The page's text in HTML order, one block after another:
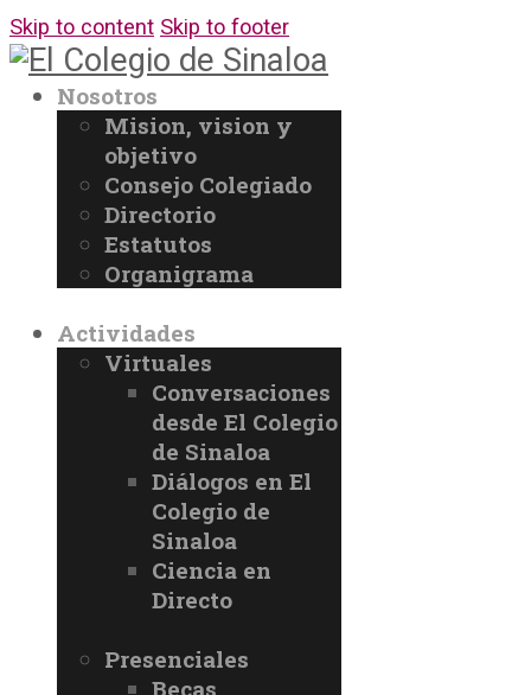
Skip to content Skip to footer
Nosotros
Mision, vision y
objetivo
Consejo Colegiado
Directorio
Estatutos
Organigrama
Actividades
Virtuales
Conversaciones
desde El Colegio
de Sinaloa
Diálogos en El
Colegio de
Sinaloa
Ciencia en
Directo
Presenciales
Becas